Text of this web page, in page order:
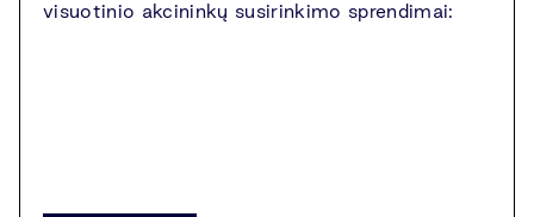
visuotinio akcininkų susirinkimo sprendimai: